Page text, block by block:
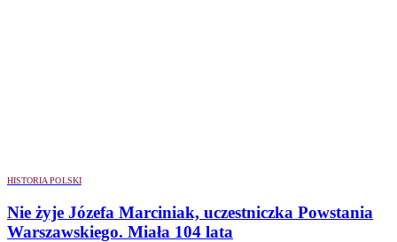
HISTORIA POLSKI
Nie żyje Józefa Marciniak, uczestniczka Powstania
Warszawskiego. Miała 104 lata